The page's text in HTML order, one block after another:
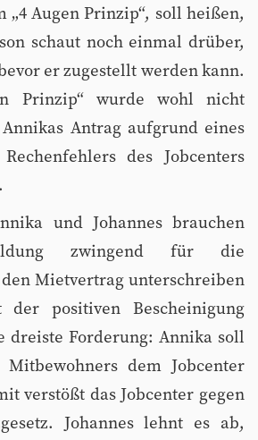
„4 Augen Prinzip“, soll heißen,
schaut noch einmal drüber,
er zugestellt werden kann.
Prinzip“ wurde wohl nicht
Antrag aufgrund eines
des Jobcenters
und Johannes brauchen
zwingend für die
Mietvertrag unterschreiben
positiven Bescheinigung
dreiste Forderung: Annika soll
dem Jobcenter
verstößt das Jobcenter gegen
Johannes lehnt es ab,